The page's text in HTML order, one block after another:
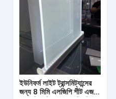
ইউনিফর্ম লাইট ট্রান্সমিট্যান্সের
জন্য 8 মিমি এলজিপি শীট এজ